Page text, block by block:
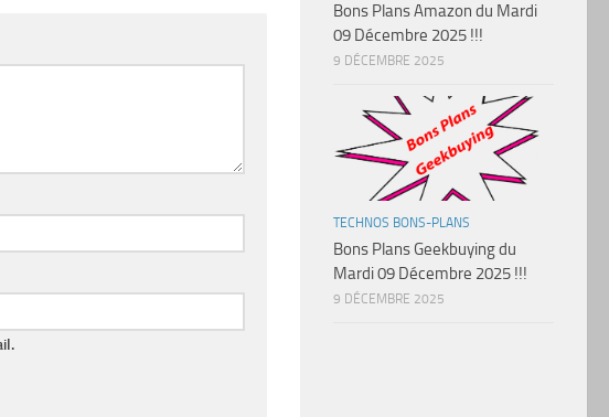
Bons Plans Amazon du Mardi
09 Décembre 2025 !!!
9 DÉCEMBRE 2025
TECHNOS BONS-PLANS
Bons Plans Geekbuying du
Mardi 09 Décembre 2025 !!!
9 DÉCEMBRE 2025